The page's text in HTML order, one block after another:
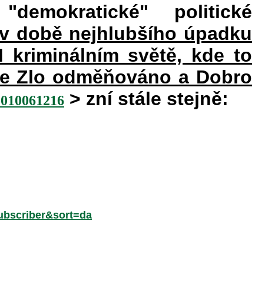
politické
době nejhlubšího úpadku
kriminálním světě, kde to
Zlo odměňováno a Dobro
> zní stále stejně: